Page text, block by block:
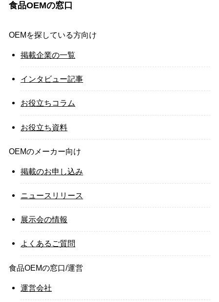
食品OEMの窓口
OEMを探している方向け
掲載企業の一覧
インタビュー記事
お役立ちコラム
お役立ち資料
OEMのメーカー向け
掲載のお申し込み
ニュースリリース
展示会の情報
よくあるご質問
食品OEMの窓口/運営
運営会社